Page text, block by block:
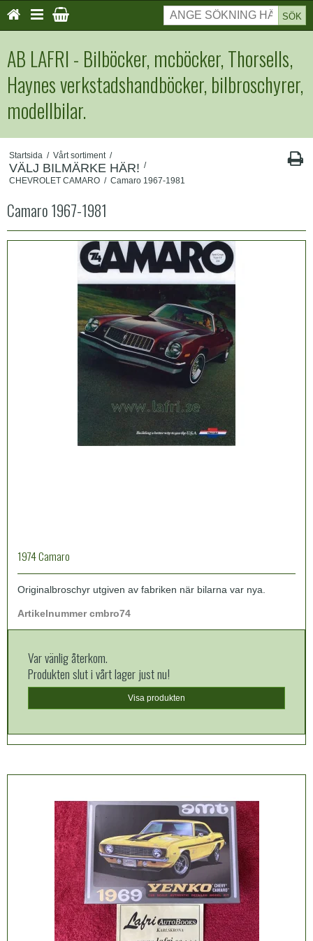
SÖK
AB LAFRI - Bilböcker, mcböcker, Thorsells,
Haynes verkstadshandböcker, bilbroschyrer,
modellbilar.
Startsida / Vårt sortiment /
VÄLJ BILMÄRKE HÄR! /
CHEVROLET CAMARO / Camaro 1967-1981
Camaro 1967-1981
1974 Camaro
Originalbroschyr utgiven av fabriken när bilarna var nya.
Artikelnummer cmbro74
Var vänlig återkom.
Produkten slut i vårt lager just nu!
Visa produkten